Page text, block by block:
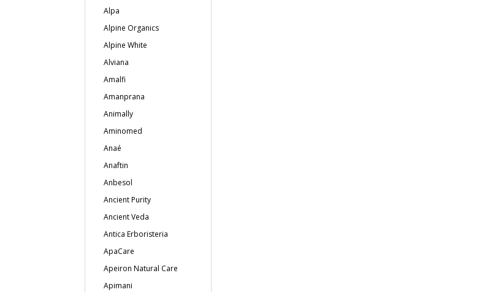
Alpa
Alpine Organics
Alpine White
Alviana
Amalfi
Amanprana
Animally
Aminomed
Anaé
Anaftin
Anbesol
Ancient Purity
Ancient Veda
Antica Erboristeria
ApaCare
Apeiron Natural Care
Apimani